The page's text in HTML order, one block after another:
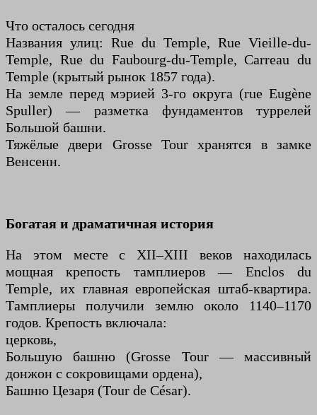
Что осталось сегодня
Названия улиц: Rue du Temple, Rue Vieille-du-
Temple, Rue du Faubourg-du-Temple, Carreau du
Temple (крытый рынок 1857 года).
На земле перед мэрией 3-го округа (rue Eugène
Spuller) — разметка фундаментов туррелей
Большой башни.
Тяжёлые двери Grosse Tour хранятся в замке
Венсенн.
Богатая и драматичная история
На этом месте с XII–XIII веков находилась
мощная крепость тамплиеров — Enclos du
Temple, их главная европейская штаб-квартира.
Тамплиеры получили землю около 1140–1170
годов. Крепость включала:
церковь,
Большую башню (Grosse Tour — массивный
донжон с сокровищами ордена),
Башню Цезаря (Tour de César).